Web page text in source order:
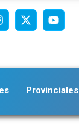
Provinciales